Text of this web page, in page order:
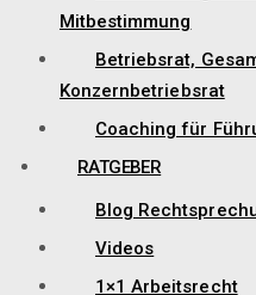
Mitbestimmung
Betriebsrat,
Konzernbetriebsrat
Coaching für
RATGEBER
Blog
Videos
1×1 Arbeitsrecht